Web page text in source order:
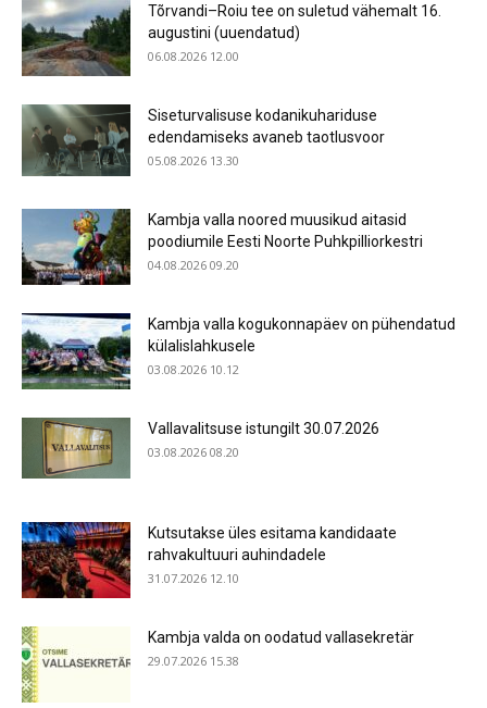
Tõrvandi–Roiu tee on suletud vähemalt 16.
augustini (uuendatud)
06.08.2026 12.00
Siseturvalisuse kodanikuhariduse
edendamiseks avaneb taotlusvoor
05.08.2026 13.30
Kambja valla noored muusikud aitasid
poodiumile Eesti Noorte Puhkpilliorkestri
04.08.2026 09.20
Kambja valla kogukonnapäev on pühendatud
külalislahkusele
03.08.2026 10.12
Vallavalitsuse istungilt 30.07.2026
03.08.2026 08.20
Kutsutakse üles esitama kandidaate
rahvakultuuri auhindadele
31.07.2026 12.10
Kambja valda on oodatud vallasekretär
29.07.2026 15.38